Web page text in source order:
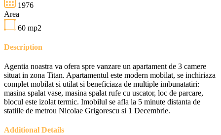
1976
Area
60 mp2
Description
Agentia noastra va ofera spre vanzare un apartament de 3 camere
situat in zona Titan. Apartamentul este modern mobilat, se inchiriaza
complet mobilat si utilat si beneficiaza de multiple imbunatatiri:
masina spalat vase, masina spalat rufe cu uscator, loc de parcare,
blocul este izolat termic. Imobilul se afla la 5 minute distanta de
statiile de metrou Nicolae Grigorescu si 1 Decembrie.
Additional Details